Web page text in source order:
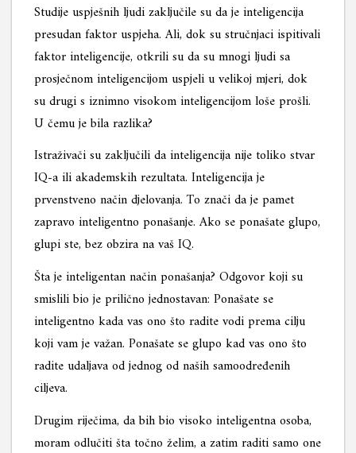
Studije uspješnih ljudi zaključile su da je inteligencija
presudan faktor uspjeha. Ali, dok su stručnjaci ispitivali
faktor inteligencije, otkrili su da su mnogi ljudi sa
prosječnom inteligencijom uspjeli u velikoj mjeri, dok
su drugi s iznimno visokom inteligencijom loše prošli.
U čemu je bila razlika?
Istraživači su zaključili da inteligencija nije toliko stvar
IQ-a ili akademskih rezultata. Inteligencija je
prvenstveno način djelovanja. To znači da je pamet
zapravo inteligentno ponašanje. Ako se ponašate glupo,
glupi ste, bez obzira na vaš IQ.
Šta je inteligentan način ponašanja? Odgovor koji su
smislili bio je prilično jednostavan: Ponašate se
inteligentno kada vas ono što radite vodi prema cilju
koji vam je važan. Ponašate se glupo kad vas ono što
radite udaljava od jednog od naših samoodređenih
ciljeva.
Drugim riječima, da bih bio visoko inteligentna osoba,
moram odlučiti šta točno želim, a zatim raditi samo one